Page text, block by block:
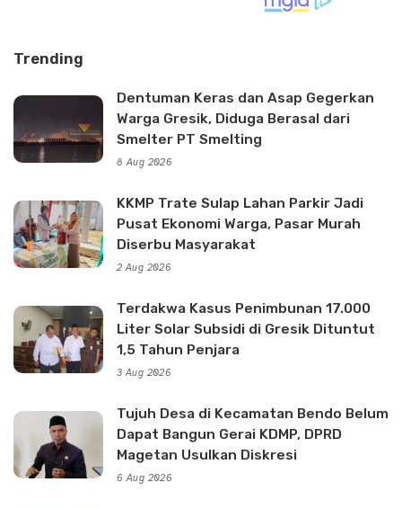
Trending
Dentuman Keras dan Asap Gegerkan
Warga Gresik, Diduga Berasal dari
Smelter PT Smelting
8 Aug 2026
KKMP Trate Sulap Lahan Parkir Jadi
Pusat Ekonomi Warga, Pasar Murah
Diserbu Masyarakat
2 Aug 2026
Terdakwa Kasus Penimbunan 17.000
Liter Solar Subsidi di Gresik Dituntut
1,5 Tahun Penjara
3 Aug 2026
Tujuh Desa di Kecamatan Bendo Belum
Dapat Bangun Gerai KDMP, DPRD
Magetan Usulkan Diskresi
6 Aug 2026